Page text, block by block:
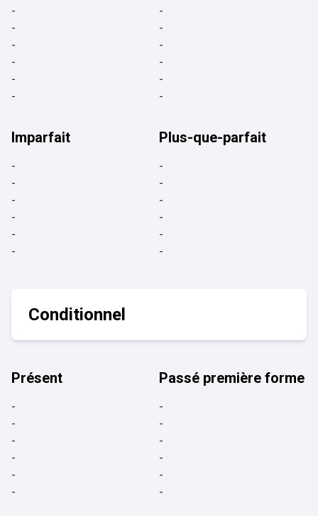
-
-
-
-
-
-
-
-
-
-
-
-
Imparfait
-
-
-
-
-
-
Plus-que-parfait
-
-
-
-
-
-
Conditionnel
Présent
-
-
-
-
-
-
Passé première forme
-
-
-
-
-
-